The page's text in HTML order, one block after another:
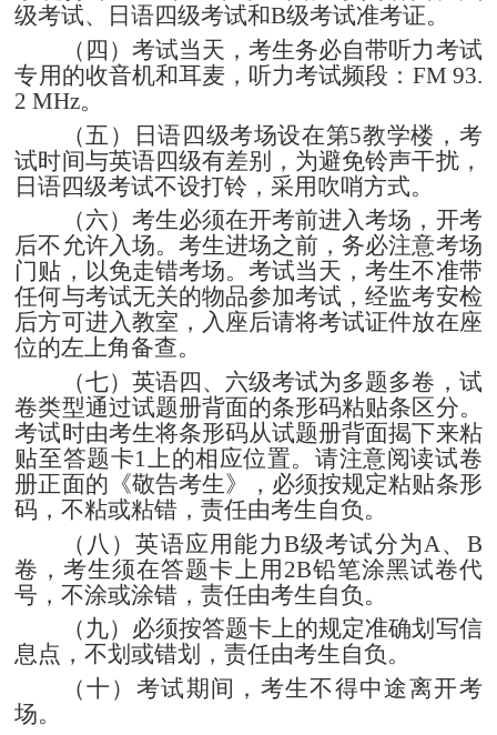
级考试、日语四级考试和B级考试准考证。
（四）考试当天，考生务必自带听力考试
专用的收音机和耳麦，听力考试频段： FM 93.
2 MHz。
（五）日语四级考场设在第5教学楼，考
试时间与英语四级有差别，为避免铃声干扰，
日语四级考试不设打铃，采用吹哨方式。
（六）考生必须在开考前进入考场，开考
后不允许入场。考生进场之前，务必注意考场
门贴，以免走错考场。考试当天，考生不准带
任何与考试无关的物品参加考试，经监考安检
后方可进入教室，入座后请将考试证件放在座
位的左上角备查。
（七）英语四、六级考试为多题多卷，试
卷类型通过试题册背面的条形码粘贴条区分。
考试时由考生将条形码从试题册背面揭下来粘
贴至答题卡1上的相应位置。请注意阅读试卷
册正面的《敬告考生》，必须按规定粘贴条形
码，不粘或粘错，责任由考生自负。
（八）英语应用能力B级考试分为 A 、 B
卷，考生须在答题卡上用 2B铅笔涂黑试卷代
号，不涂或涂错，责任由考生自负。
（九）必须按答题卡上的规定准确划写信
息点，不划或错划，责任由考生自负。
（十）考试期间，考生不得中途离开考
场。